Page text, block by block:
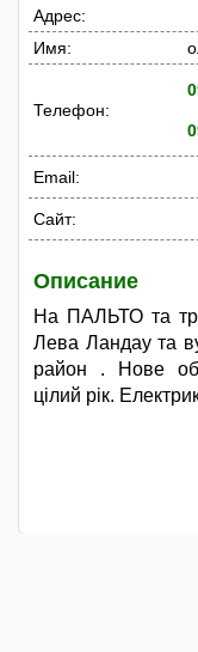
Адрес:
Имя:
Телефон:
Email:
Сайт:
Описание
На ПАЛЬТО та
Лева Ландау та
район . Нове
цілий рік.